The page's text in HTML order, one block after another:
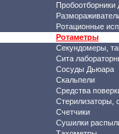
Пробоотборники
Ротационные
Ротаметры
Секундомеры,
Сита
Сосуды Дьюара
Скальпели
Средства
Счетчики
Сушилки